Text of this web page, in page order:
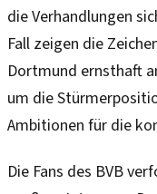
die Verhandlungen
Fall zeigen die
Dortmund ernsthaft
um die
Ambitionen für die
Die Fans des BVB